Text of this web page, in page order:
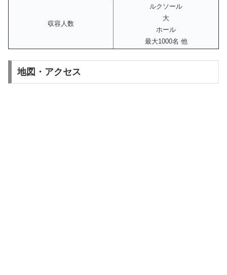
収容人数
ルクソール
大
ホール
最大1000名 他
地図・アクセス